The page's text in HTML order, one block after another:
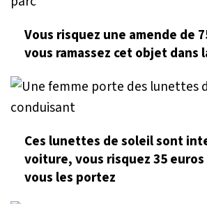
Vous risquez une amende de
vous ramassez cet objet dans
Ces lunettes de soleil sont
voiture, vous risquez 35 euros
vous les portez